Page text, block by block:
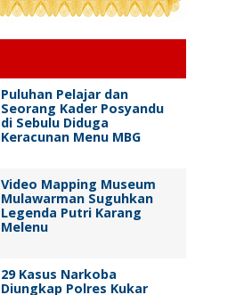
Puluhan Pelajar dan
Seorang Kader Posyandu
di Sebulu Diduga
Keracunan Menu MBG
Video Mapping Museum
Mulawarman Suguhkan
Legenda Putri Karang
Melenu
29 Kasus Narkoba
Diungkap Polres Kukar